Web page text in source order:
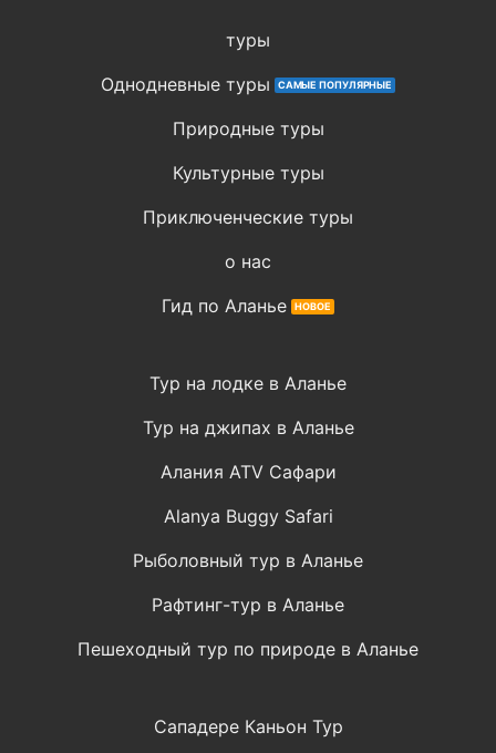
туры
Однодневные туры
Природные туры
Культурные туры
Приключенческие туры
о нас
Гид по Аланье
Тур на лодке в Аланье
Тур на джипах в Аланье
Алания ATV Сафари
Alanya Buggy Safari
Рыболовный тур в Аланье
Рафтинг-тур в Аланье
Пешеходный тур по природе в Аланье
Сападере Каньон Тур